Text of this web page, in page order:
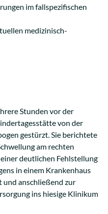
im fallspezifischen
medizinisch-
Stunden vor der
von der
gestürzt. Sie berichtete
am rechten
deutlichen Fehlstellung
in einem Krankenhaus
und anschließend zur
ins hiesige Klinikum